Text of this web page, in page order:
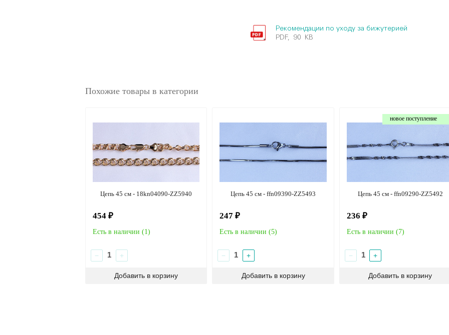
Рекомендации по уходу за бижутерией
PDF, 90 KB
Похожие товары в категории
Цепь 45 см - 18kn04090-ZZ5940
454 ₽
Есть в наличии (1)
− +
Цепь 45 см - ffn09390-ZZ5493
247 ₽
Есть в наличии (5)
− +
новое поступление
Цепь 45 см - ffn09290-ZZ5492
236 ₽
Есть в наличии (7)
− +